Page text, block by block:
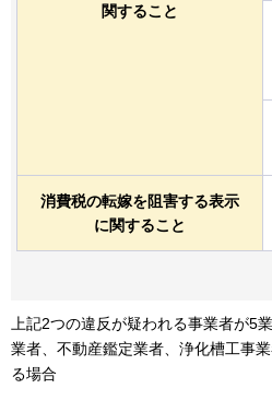
関すること
消費税の転嫁を阻害する表示
に関すること
上記2つの違反が疑われる事業者が5
業者、不動産鑑定業者、浄化槽工事
る場合